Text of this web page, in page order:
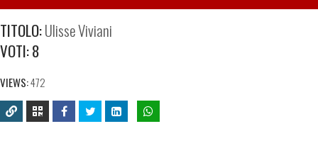
TITOLO:Ulisse Viviani
VOTI:8
VIEWS:472